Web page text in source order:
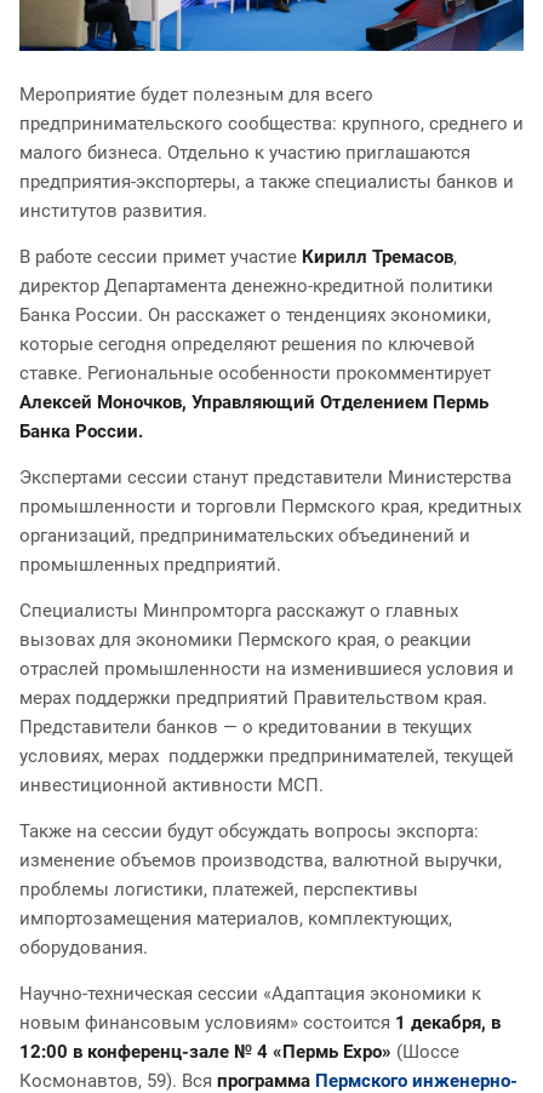
Мероприятие будет полезным для всего
предпринимательского сообщества: крупного, среднего и
малого бизнеса. Отдельно к участию приглашаются
предприятия-экспортеры, а также специалисты банков и
институтов развития.
В работе сессии примет участие Кирилл Тремасов,
директор Департамента денежно-кредитной политики
Банка России. Он расскажет о тенденциях экономики,
которые сегодня определяют решения по ключевой
ставке. Региональные особенности прокомментирует
Алексей Моночков, Управляющий Отделением Пермь
Банка России.
Экспертами сессии станут представители Министерства
промышленности и торговли Пермского края, кредитных
организаций, предпринимательских объединений и
промышленных предприятий.
Специалисты Минпромторга расскажут о главных
вызовах для экономики Пермского края, о реакции
отраслей промышленности на изменившиеся условия и
мерах поддержки предприятий Правительством края.
Представители банков — о кредитовании в текущих
условиях, мерах поддержки предпринимателей, текущей
инвестиционной активности МСП.
Также на сессии будут обсуждать вопросы экспорта:
изменение объемов производства, валютной выручки,
проблемы логистики, платежей, перспективы
импортозамещения материалов, комплектующих,
оборудования.
Научно-техническая сессии «Адаптация экономики к
новым финансовым условиям» состоится 1 декабря, в
12:00 в конференц-зале № 4 «Пермь Expo» (Шоссе
Космонавтов, 59). Вся программа Пермского инженерно-